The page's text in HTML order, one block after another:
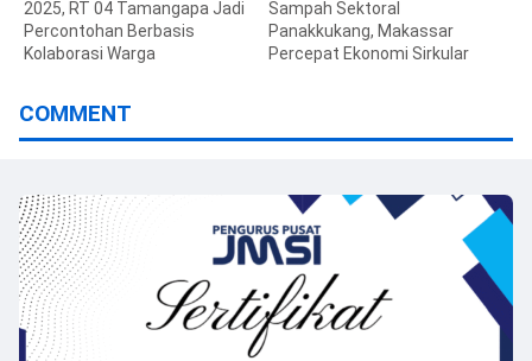
2025, RT 04 Tamangapa Jadi
Percontohan Berbasis
Kolaborasi Warga
Sampah Sektoral
Panakkukang, Makassar
Percepat Ekonomi Sirkular
COMMENT